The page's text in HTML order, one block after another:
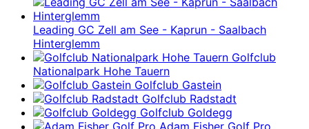
Leading GC Zell am See - Kaprun - Saalbach
Hinterglemm
Golfclub
Nationalpark Hohe Tauern
Golfclub Gastein
Golfclub Radstadt
Golfclub Goldegg
Adam Fisher Golf Pro